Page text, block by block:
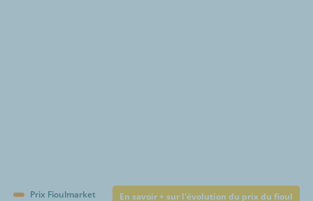
Prix Fioulmarket En savoir + sur l'évolution du prix du fioul